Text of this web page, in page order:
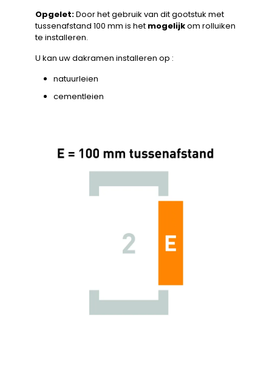
Opgelet:Door het gebruik van dit gootstuk met
tussenafstand 100 mm is het mogelijkom rolluiken
te installeren.
U kan uw dakramen installeren op :
natuurleien
cementleien